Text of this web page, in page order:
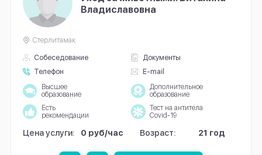
Владиславовна
Собеседование
Документы
Телефон
E-mail
Стерлитамак
Высшее
образование
Дополнительное
образование
Есть
рекомендации
Тест на антитела
Covid-19
Цена услуги: 0 руб/час Возраст: 21 год